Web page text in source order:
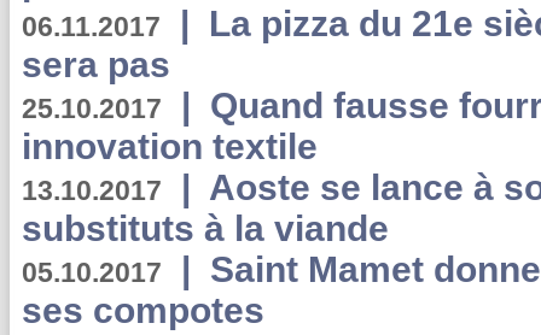
06.11.2017 | La pizza du 21e
sera pas
25.10.2017 | Quand fausse
innovation textile
13.10.2017 | Aoste se lance à
substituts à la viande
05.10.2017 | Saint Mamet
ses compotes